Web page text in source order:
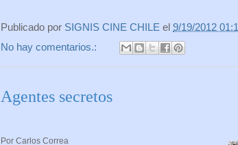
Publicado por SIGNIS CINE CHILE el 9/19/2012
No hay comentarios.:
Agentes secretos
Por Carlos Correa